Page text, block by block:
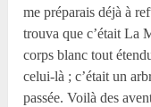
me préparais déjà à
trouva que c’était La
corps blanc tout
celui-là ; c’était un
passée. Voilà des